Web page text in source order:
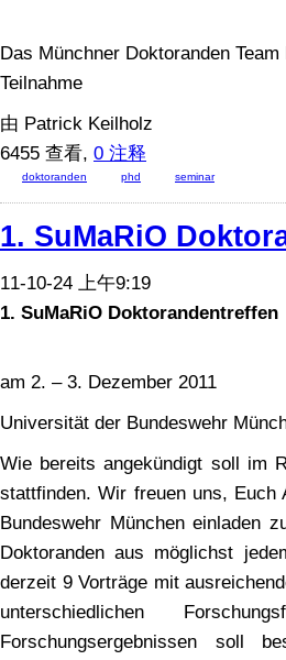
Das Münchner Doktoranden
Teilnahme
由 Patrick Keilholz
6455 查看, 0 注释
doktoranden phd seminar
1. SuMaRiO
11-10-24 上午9:19
1. SuMaRiO Doktorandentreffen
am 2. – 3. Dezember 2011
Universität der Bundeswehr
Wie bereits angekündigt soll im
stattfinden. Wir freuen uns, Euch
Bundeswehr München einladen
Doktoranden aus möglichst
derzeit 9 Vorträge mit
unterschiedlichen
Forschungsergebnissen soll